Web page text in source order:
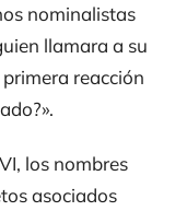
nominalistas
llamara a su
reacción
los nombres
asociados